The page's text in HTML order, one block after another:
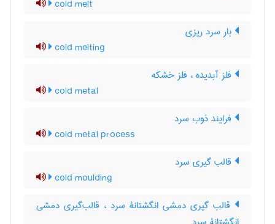
cold melt
بار سرد ریزی
cold melting
فلز آبدیده ، فلز خشکه
cold metal
فرایند ذوب سرد
cold metal process
قالب گیری سرد
cold moulding
قالب گیری دمشی انگشتانۀ سرد ، قالب‌گیری دمشی